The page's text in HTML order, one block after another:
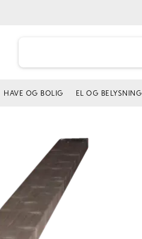
HAVE OG BOLIG EL OG BELYSNING